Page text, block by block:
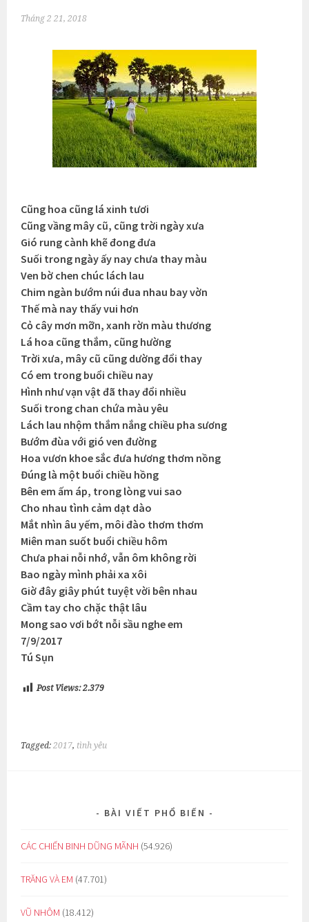
Tháng 2 21, 2018
Cũng hoa cũng lá xinh tươi
Cũng vầng mây cũ, cũng trời ngày xưa
Gió rung cành khẽ đong đưa
Suối trong ngày ấy nay chưa thay màu
Ven bờ chen chúc lách lau
Chim ngàn bướm núi đua nhau bay vờn
Thế mà nay thấy vui hơn
Cỏ cây mơn mỡn, xanh rờn màu thương
Lá hoa cũng thắm, cũng hường
Trời xưa, mây cũ cũng dường đổi thay
Có em trong buổi chiều nay
Hình như vạn vật đã thay đổi nhiều
Suối trong chan chứa màu yêu
Lách lau nhộm thắm nắng chiều pha sương
Bướm đùa với gió ven đường
Hoa vươn khoe sắc đưa hương thơm nồng
Đúng là một buổi chiều hồng
Bên em ấm áp, trong lòng vui sao
Cho nhau tình cảm dạt dào
Mắt nhìn âu yếm, môi đào thơm thơm
Miên man suốt buổi chiều hôm
Chưa phai nỗi nhớ, vẫn ôm không rời
Bao ngày mình phải xa xôi
Giờ đây giây phút tuyệt vời bên nhau
Cầm tay cho chặc thật lâu
Mong sao vơi bớt nỗi sầu nghe em
7/9/2017
Tú Sụn
Post Views: 2.379
Tagged:2017, tình yêu
BÀI VIẾT PHỔ BIẾN
CÁC CHIẾN BINH DŨNG MÃNH (54.926)
TRĂNG VÀ EM (47.701)
VŨ NHÔM (18.412)